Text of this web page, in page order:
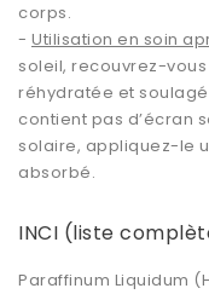
corps.
- Utilisation en soin
soleil, recouvrez-
réhydratée et
contient pas d’écran
solaire, appliquez-le
absorbé.
INCI (liste
Paraffinum Liquidum